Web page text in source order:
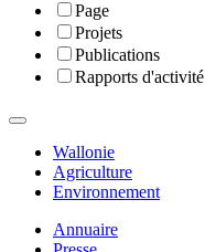
Page
Projets
Publications
Rapports d'activité
Wallonie
Agriculture
Environnement
Annuaire